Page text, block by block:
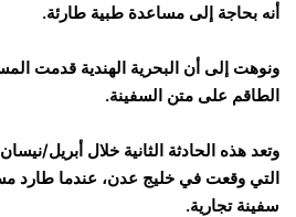
أنه بحاجة إلى مساعدة طبية طارئة.
ونوهت إلى أن البحرية الهندية قدمت
الطاقم على متن السفينة.
وتعد هذه الحادثة الثانية خلال أبريل/
التي وقعت في خليج عدن، عندما طارد
سفينة تجارية.